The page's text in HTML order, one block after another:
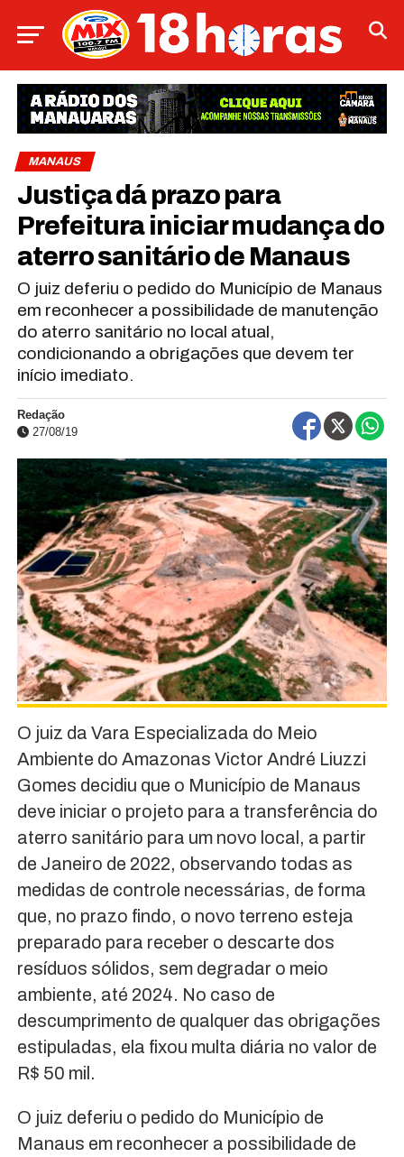
MANAUS
Justiça dá prazo para
Prefeitura iniciar mudança do
aterro sanitário de Manaus
O juiz deferiu o pedido do Município de Manaus
em reconhecer a possibilidade de manutenção
do aterro sanitário no local atual,
condicionando a obrigações que devem ter
início imediato.
Redação
27/08/19
O juiz da Vara Especializada do Meio
Ambiente do Amazonas Victor André Liuzzi
Gomes decidiu que o Município de Manaus
deve iniciar o projeto para a transferência do
aterro sanitário para um novo local, a partir
de Janeiro de 2022, observando todas as
medidas de controle necessárias, de forma
que, no prazo findo, o novo terreno esteja
preparado para receber o descarte dos
resíduos sólidos, sem degradar o meio
ambiente, até 2024. No caso de
descumprimento de qualquer das obrigações
estipuladas, ela fixou multa diária no valor de
R$ 50 mil.
O juiz deferiu o pedido do Município de
Manaus em reconhecer a possibilidade de